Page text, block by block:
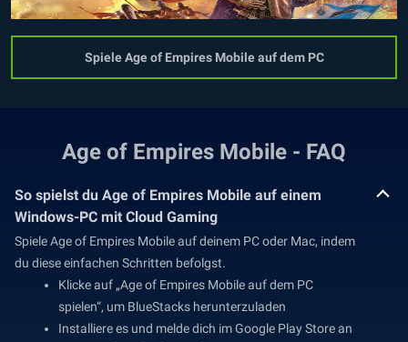
Spiele Age of Empires Mobile auf dem PC
Age of Empires Mobile - FAQ
So spielst du Age of Empires Mobile auf einem
Windows-PC mit Cloud Gaming
Spiele Age of Empires Mobile auf deinem PC oder Mac, indem
du diese einfachen Schritten befolgst.
Klicke auf „Age of Empires Mobile auf dem PC
spielen“, um BlueStacks herunterzuladen
Installiere es und melde dich im Google Play Store an